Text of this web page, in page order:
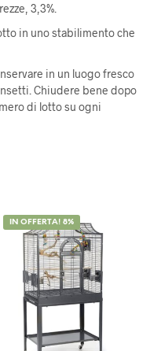
3,3%.
in uno stabilimento che
in un luogo fresco
Chiudere bene dopo
di lotto su ogni
IN OFFERTA! 8%